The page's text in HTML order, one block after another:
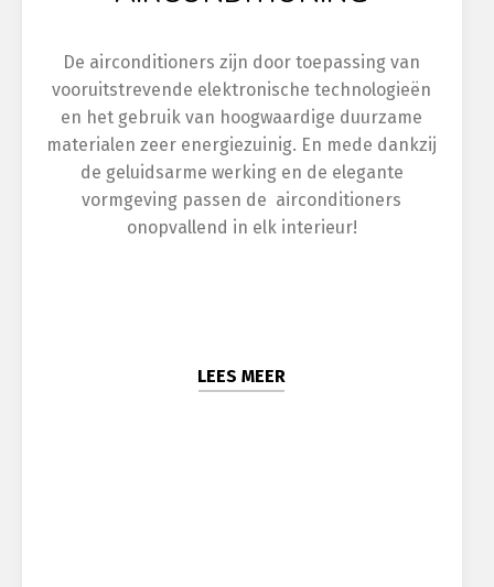
De airconditioners zijn door toepassing van
vooruitstrevende elektronische technologieën
en het gebruik van hoogwaardige duurzame
materialen zeer energiezuinig. En mede dankzij
de geluidsarme werking en de elegante
vormgeving passen de airconditioners
onopvallend in elk interieur!
LEES MEER